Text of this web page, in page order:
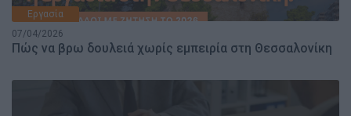
Εργασία
07/04/2026
Πώς να βρω δουλειά χωρίς εμπειρία στη Θεσσαλονίκη